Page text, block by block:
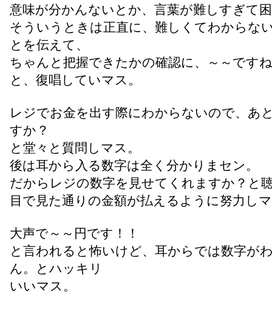
意味が分かんないとか、言葉が難しすぎて
そういうときは正直に、難しくてわからな
とを伝えて、
ちゃんと把握できたかの確認に、～～です
と、復唱していマス。
レジでお金を出す際にわからないので、あ
すか？
と堂々と質問しマス。
後は耳から入る数字は全く分かりまセン。
だからレジの数字を見せてくれますか？と
目で見た通りの金額が払えるように努力し
大声で～～円です！！
と言われると怖いけど、耳からでは数字が
ん。とハッキリ
いいマス。